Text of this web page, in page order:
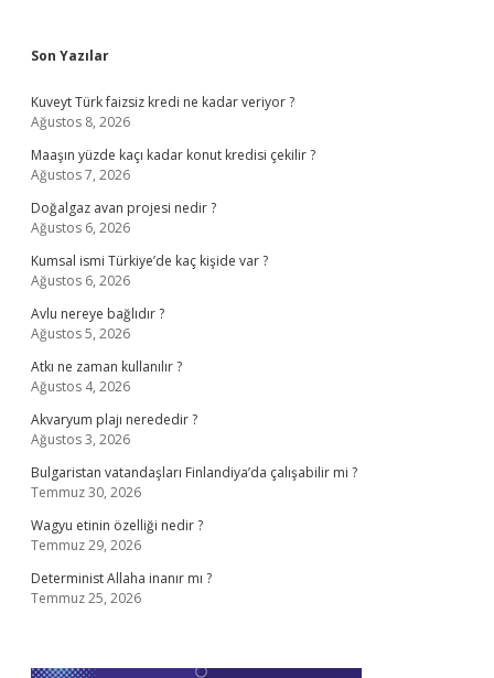
Sidebar
Son Yazılar
Kuveyt Türk faizsiz kredi ne kadar veriyor ?
Ağustos 8, 2026
Maaşın yüzde kaçı kadar konut kredisi çekilir ?
Ağustos 7, 2026
Doğalgaz avan projesi nedir ?
Ağustos 6, 2026
Kumsal ismi Türkiye’de kaç kişide var ?
Ağustos 6, 2026
Avlu nereye bağlıdır ?
Ağustos 5, 2026
Atkı ne zaman kullanılır ?
Ağustos 4, 2026
Akvaryum plajı nerededir ?
Ağustos 3, 2026
Bulgaristan vatandaşları Finlandiya’da çalışabilir mi ?
Temmuz 30, 2026
Wagyu etinin özelliği nedir ?
Temmuz 29, 2026
Determinist Allaha inanır mı ?
Temmuz 25, 2026